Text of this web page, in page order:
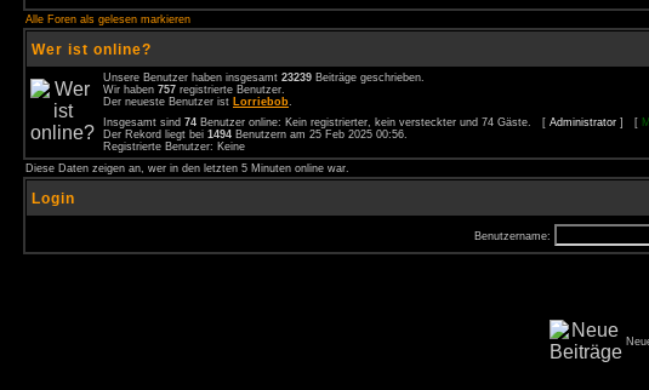
Alle Foren als gelesen markieren
Wer ist online?
Unsere Benutzer haben insgesamt 23239 Beiträge geschrieben.
Wir haben 757 registrierte Benutzer.
Der neueste Benutzer ist Lorriebob.
Insgesamt sind 74 Benutzer online: Kein registrierter, kein versteckter und 74 Gäste. [ Administrator ] [
Der Rekord liegt bei 1494 Benutzern am 25 Feb 2025 00:56.
Registrierte Benutzer: Keine
Diese Daten zeigen an, wer in den letzten 5 Minuten online war.
Login
Benutzername: